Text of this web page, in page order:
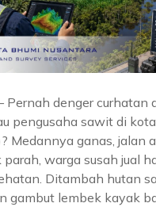
Pernah denger curhatan
pengusaha sawit di
Medannya ganas, jalan
parah, warga susah jual
Ditambah hutan
gambut lembek kayak